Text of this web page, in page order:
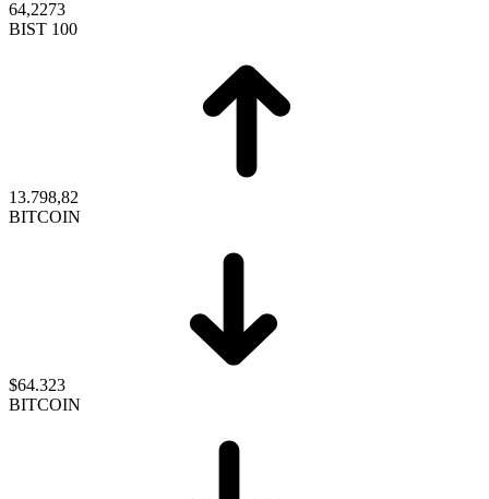
64,2273
BIST 100
13.798,82
BITCOIN
$64.323
BITCOIN